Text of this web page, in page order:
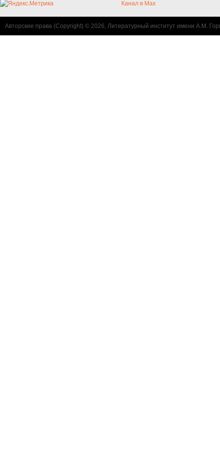
Канал в Max
Авторские права (Copyright) © 2026, Литературный институт имени А.М.